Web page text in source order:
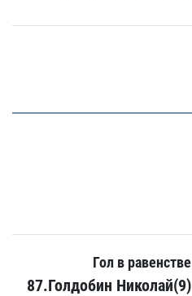
Гол в равенстве
87.Голдобин Николай(9)